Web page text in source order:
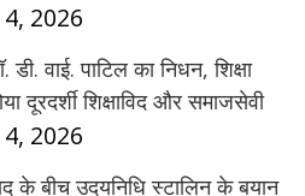
2026
डी. वाई. पाटिल का निधन, शिक्षा
दूरदर्शी शिक्षाविद और समाजसेवी
2026
के बीच उदयनिधि स्टालिन के बयान